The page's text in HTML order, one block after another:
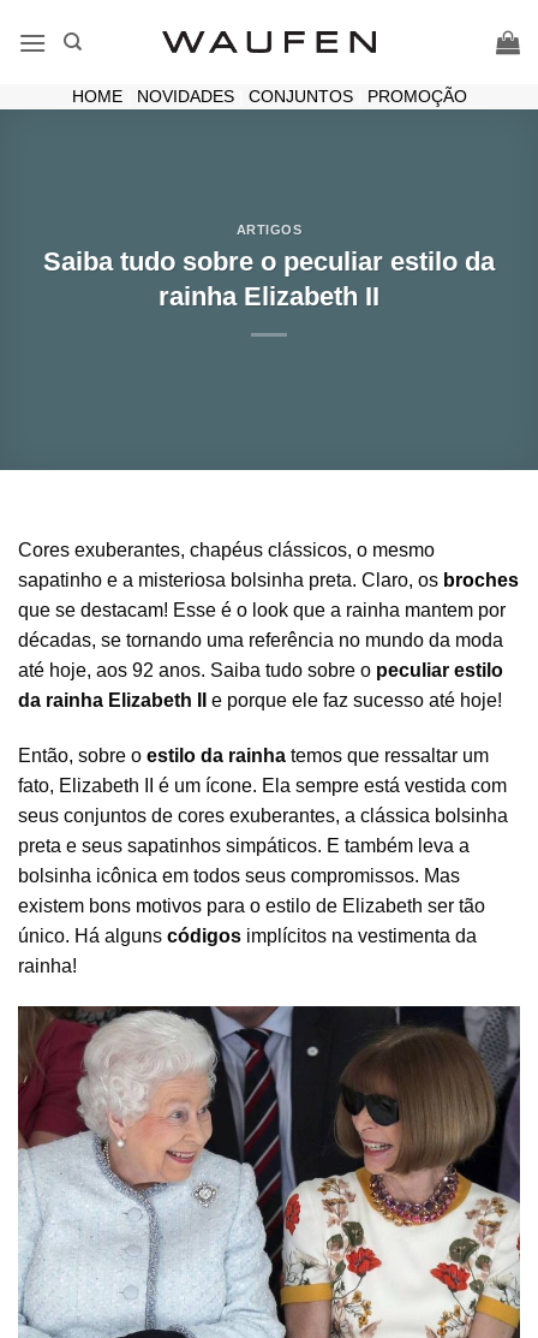
HOME| NOVIDADES| CONJUNTOS| PROMOÇÃO
ARTIGOS
Saiba tudo sobre o peculiar estilo da
rainha Elizabeth II
Cores exuberantes, chapéus clássicos, o mesmo
sapatinho e a misteriosa bolsinha preta. Claro, os broches
que se destacam! Esse é o look que a rainha mantem por
décadas, se tornando uma referência no mundo da moda
até hoje, aos 92 anos. Saiba tudo sobre o peculiar estilo
da rainha Elizabeth II
e porque ele faz sucesso até hoje!
Então, sobre o estilo da rainha temos que ressaltar um
fato, Elizabeth II é um ícone. Ela sempre está vestida com
seus conjuntos de cores exuberantes, a clássica bolsinha
preta e seus sapatinhos simpáticos. E também leva a
bolsinha icônica em todos seus compromissos. Mas
existem bons motivos para o estilo de Elizabeth ser tão
único. Há alguns códigos implícitos na vestimenta da
rainha!